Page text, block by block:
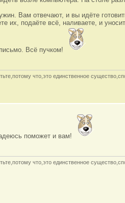
Вам отвечают, и вы идёте
их, подаёте всё, наливаете, и
Всё пучком!
что,это единственное
поможет и вам!
что,это единственное